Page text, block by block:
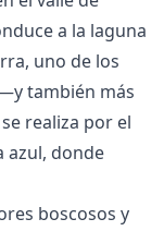
a la laguna
uno de los
también más
realiza por el
azul, donde
boscosos y